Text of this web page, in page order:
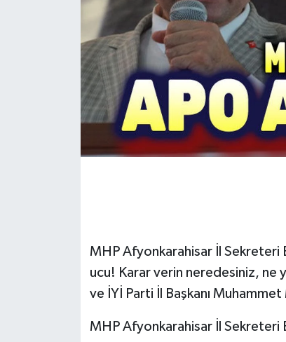
MHP Afyonkarahisar İl Sekreteri
ucu! Karar verin neredesiniz, ne
ve İYİ Parti İl Başkanı Muhammet
MHP Afyonkarahisar İl Sekreteri